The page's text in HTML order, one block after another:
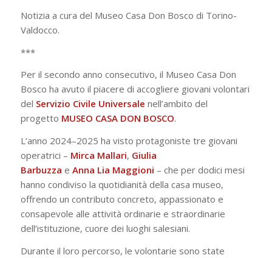
Notizia a cura del Museo Casa Don Bosco di Torino-
Valdocco.
***
Per il secondo anno consecutivo, il Museo Casa Don
Bosco ha avuto il piacere di accogliere giovani volontari
del Servizio Civile Universale nell’ambito del
progetto MUSEO CASA DON BOSCO.
L’anno 2024–2025 ha visto protagoniste tre giovani
operatrici – Mirca Mallari, Giulia
Barbuzza e Anna Lia Maggioni – che per dodici mesi
hanno condiviso la quotidianità della casa museo,
offrendo un contributo concreto, appassionato e
consapevole alle attività ordinarie e straordinarie
dell’istituzione, cuore dei luoghi salesiani.
Durante il loro percorso, le volontarie sono state